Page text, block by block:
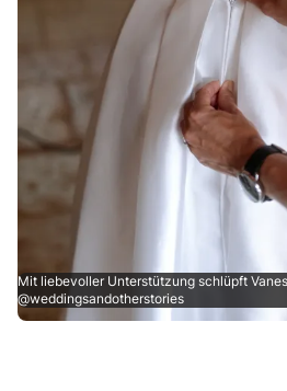
Mit liebevoller Unterstützung schlüpft
@weddingsandotherstories